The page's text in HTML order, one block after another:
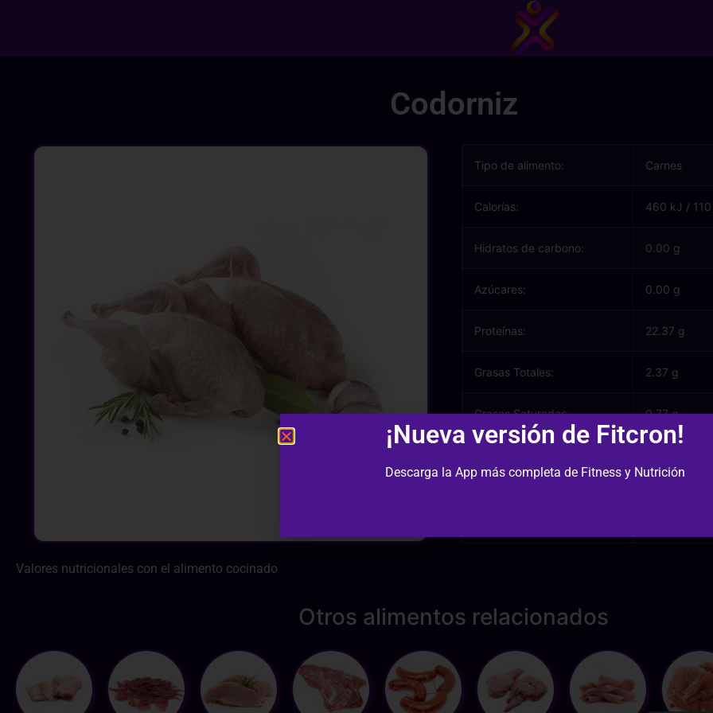
Codorniz
Valores nutricionales con el alimento cocinado
Tipo de alimento: Carnes
Calorías: 460 kJ /
Hidratos de carbono: 0.00 g
Azúcares: 0.00 g
Proteínas: 22.37 g
Grasas Totales: 2.37 g
Grasas Saturadas: 0.77 g
Otros alimentos relacionados
¡Nueva versión de Fitcron!
Descarga la App más completa de Fitness y Nutrición